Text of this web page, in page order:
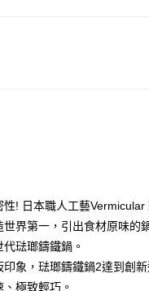
兆豐國際商業銀行
台中商業銀行
遠東國際商業銀行
永豐商業銀行
星展（台灣）商業
台北富邦商業銀行
兆豐國際商業銀行
台中商業銀行
華泰商業銀行
! 日本職人工藝Vermicular
界第一，引出食材原味的
琺瑯鑄鐵鍋。
象，琺瑯鑄鐵鍋2達到創新
極致輕巧。